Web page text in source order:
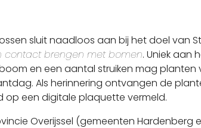
sluit naadloos aan bij het doel van
contact brengen met bomen. Uniek aan
en een aantal struiken mag planten
Als herinnering ontvangen de
op een digitale plaquette vermeld.
Overijssel (gemeenten Hardenberg